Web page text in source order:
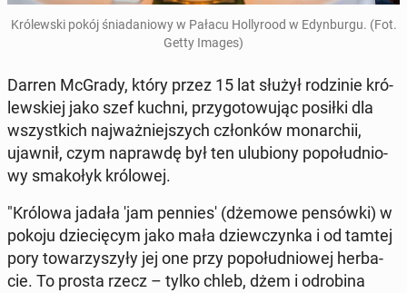
Kró­lew­ski pokój śnia­da­nio­wy w Pałacu Hol­ly­ro­od w Edyn­bur­gu. (Fot.
Getty Images)
Darren McGrady, który przez 15 lat służył ro­dzi­nie kró­
lew­skiej jako szef kuchni, przy­go­to­wu­jąc posiłki dla
wszyst­kich naj­waż­niej­szych człon­ków mo­nar­chii,
ujawnił, czym na­praw­dę był ten ulu­bio­ny po­po­łu­dnio­
wy sma­ko­łyk kró­lo­wej.
"Królowa jadała 'jam pen­nie­s' (dżemowe pen­sów­ki) w
pokoju dzie­cię­cym jako mała dziew­czyn­ka i od tamtej
pory to­wa­rzy­szy­ły jej one przy po­po­łu­dnio­wej her­ba­
cie. To prosta rzecz – tylko chleb, dżem i odro­bi­na